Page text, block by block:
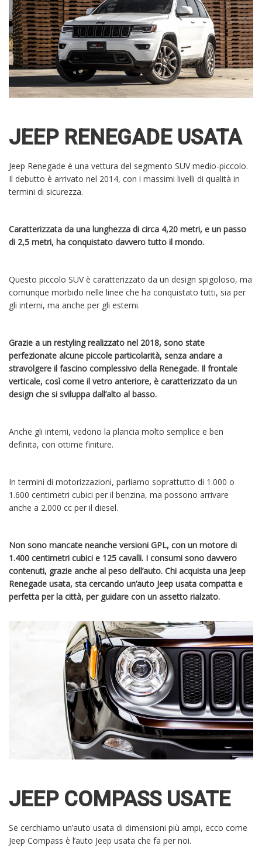
JEEP RENEGADE USATA
Jeep Renegade è una vettura del segmento SUV medio-piccolo.
Il debutto è arrivato nel 2014, con i massimi livelli di qualità in
termini di sicurezza.
Caratterizzata da una lunghezza di circa 4,20 metri, e un passo
di 2,5 metri, ha conquistato davvero tutto il mondo.
Questo piccolo SUV è caratterizzato da un design spigoloso, ma
comunque morbido nelle linee che ha conquistato tutti, sia per
gli interni, ma anche per gli esterni.
Grazie a un restyling realizzato nel 2018, sono state
perfezionate alcune piccole particolarità, senza andare a
stravolgere il fascino complessivo della Renegade. Il frontale
verticale, così come il vetro anteriore, è caratterizzato da un
design che si sviluppa dall’alto al basso.
Anche gli interni, vedono la plancia molto semplice e ben
definita, con ottime finiture.
In termini di motorizzazioni, parliamo soprattutto di 1.000 o
1.600 centimetri cubici per il benzina, ma possono arrivare
anche a 2.000 cc per il diesel.
Non sono mancate neanche versioni GPL, con un motore di
1.400 centimetri cubici e 125 cavalli. I consumi sono davvero
contenuti, grazie anche al peso dell’auto. Chi acquista una Jeep
Renegade usata, sta cercando un’auto Jeep usata compatta e
perfetta per la città, per guidare con un assetto rialzato.
JEEP COMPASS USATE
Se cerchiamo un’auto usata di dimensioni più ampi, ecco come
Jeep Compass è l’auto Jeep usata che fa per noi.